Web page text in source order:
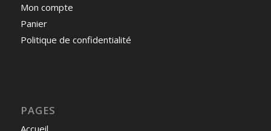
Mon compte
Panier
Politique de confidentialité
PAGES
Accueil